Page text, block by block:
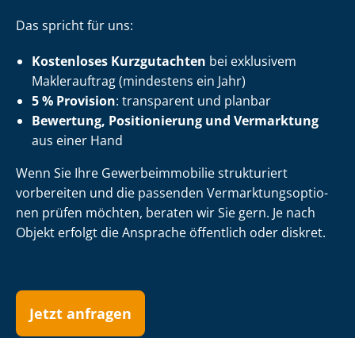
Das spricht für uns:
Kostenloses Kurzgutachten bei exklusivem
Maklerauftrag (mindestens ein Jahr)
5 % Provision: transparent und planbar
Bewertung, Positionierung und Vermarktung
aus einer Hand
Wenn Sie Ihre Ge­wer­be­im­mo­bi­lie strukturiert
vorbereiten und die passenden Ver­mark­tungs­op­tio­
nen prüfen möchten, beraten wir Sie gern. Je nach
Objekt erfolgt die Ansprache öffentlich oder diskret.
Jetzt anfragen